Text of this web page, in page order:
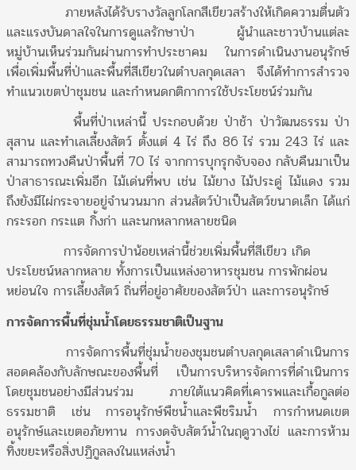
ภายหลังได้รับรางวัลลูกโลกสีเขียวสร้างให้เกิดความตื่นตัว
และแรงบันดาลใจในการดูแลรักษาป่า ผู้นำและชาวบ้านแต่ละ
หมู่บ้านเห็นร่วมกันผ่านการทำประชาคม ในการดำเนินงานอนุรักษ์
เพื่อเพิ่มพื้นที่ป่าและพื้นที่สีเขียวในตำบลกุดเสลา จึงได้ทำการสำรวจ
ทำแนวเขตป่าชุมชน และกำหนดกติกาการใช้ประโยชน์ร่วมกัน
พื้นที่ป่าเหล่านี้ ประกอบด้วย ป่าช้า ป่าวัฒนธรรม ป่า
สุสาน และทำเลเลี้ยงสัตว์ ตั้งแต่ 4 ไร่ ถึง 86 ไร่ รวม 243 ไร่ และ
สามารถทวงคืนป่าพื้นที่ 70 ไร่ จากการบุกรุกจับจอง กลับคืนมาเป็น
ป่าสาธารณะเพิ่มอีก ไม้เด่นที่พบ เช่น ไม้ยาง ไม้ประดู่ ไม้แดง รวม
ถึงยังมีไผ่กระจายอยู่จำนวนมาก ส่วนสัตว์ป่าเป็นสัตว์ขนาดเล็ก ได้แก่
กระรอก กระแต กิ้งก่า และนกหลากหลายชนิด
การจัดการป่าน้อยเหล่านี้ช่วยเพิ่มพื้นที่สีเขียว เกิด
ประโยชน์หลากหลาย ทั้งการเป็นแหล่งอาหารชุมชน การพักผ่อน
หย่อนใจ การเลี้ยงสัตว์ ถิ่นที่อยู่อาศัยของสัตว์ป่า และการอนุรักษ์
การจัดการพื้นที่ชุ่มน้ำโดยธรรมชาติเป็นฐาน
การจัดการพื้นที่ชุ่มน้ำของชุมชนตำบลกุดเสลาดำเนินการ
สอดคล้องกับลักษณะของพื้นที่ เป็นการบริหารจัดการที่ดำเนินการ
โดยชุมชนอย่างมีส่วนร่วม ภายใต้แนวคิดที่เคารพและเกื้อกูลต่อ
ธรรมชาติ เช่น การอนุรักษ์พืชน้ำและพืชริมน้ำ การกำหนดเขต
อนุรักษ์และเขตอภัยทาน การงดจับสัตว์น้ำในฤดูวางไข่ และการห้าม
ทิ้งขยะหรือสิ่งปฏิกูลลงในแหล่งน้ำ